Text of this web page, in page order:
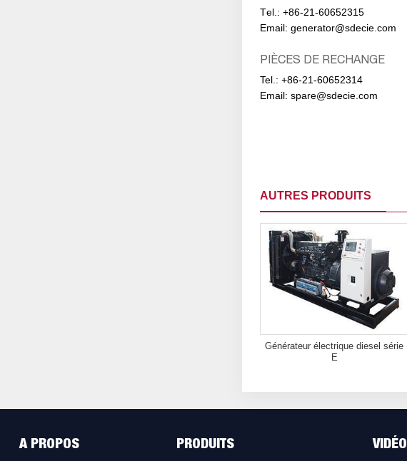
Тel.: +86-21-60652315
Email: generator@sdecie.com
PIÈCES DE RECHANGE
Tel.: +86-21-60652314
Email: spare@sdecie.com
AUTRES PRODUITS
Générateur électrique diesel série
E
A PROPOS PRODUITS VIDÉO